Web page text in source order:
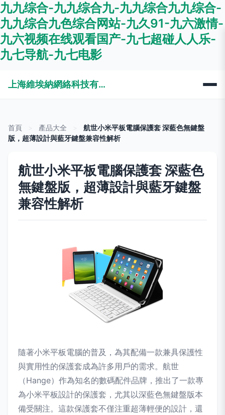
九九综合-九九综合九-九九综合九九综合-
九九综合九色综合网站-九久91-九六激情-
九六视频在线观看国产-九七超碰人人乐-
九七导航-九七电影
上海維埃納網絡科技有限公司
首頁 產品大全
航世小米平板電腦保護套 深藍色無鍵盤
版，超薄設計與藍牙鍵盤兼容性解析
航世小米平板電腦保護套 深藍色
無鍵盤版，超薄設計與藍牙鍵盤
兼容性解析
隨著小米平板電腦的普及，為其配備一款兼具保護性
與實用性的保護套成為許多用戶的需求。航世
（Hange）作為知名的數碼配件品牌，推出了一款專
為小米平板設計的保護套，尤其以深藍色無鍵盤版本
備受關注。這款保護套不僅注重超薄輕便的設計，還